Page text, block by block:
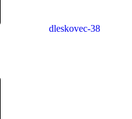
dleskovec-38